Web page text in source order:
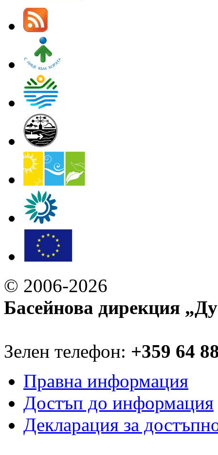
© 2006-2026
Басейнова дирекция
Зелен телефон: +359 64
Правна информация
Достъп до информация
Декларация за